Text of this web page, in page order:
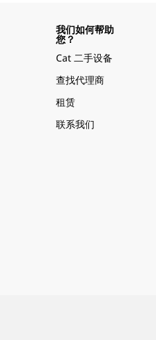
我们如何帮助
您？
Cat 二手设备
查找代理商
租赁
联系我们